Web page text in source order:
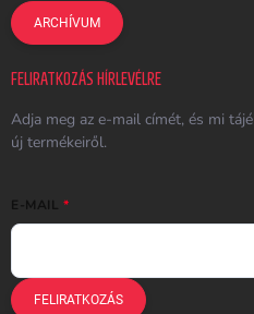
ARCHÍVUM
FELIRATKOZÁS HÍRLEVÉLRE
Adja meg az e-mail címét, és mi
új termékeiről.
E-MAIL
FELIRATKOZÁS